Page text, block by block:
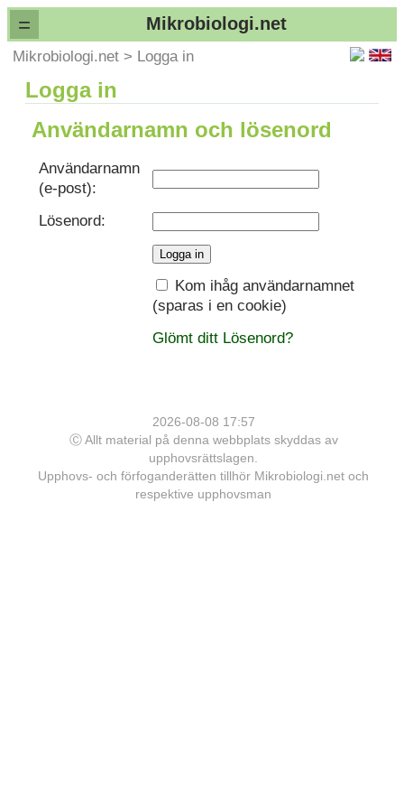
= Mikrobiologi.net
Mikrobiologi.net > Logga in
Logga in
Användarnamn och lösenord
Användarnamn
(e-post):
Lösenord:
Kom ihåg användarnamnet
(sparas i en cookie)
Glömt ditt Lösenord?
2026-08-08 17:57
Ⓒ Allt material på denna webbplats skyddas av
upphovsrättslagen.
Upphovs- och förfoganderätten tillhör Mikrobiologi.net och
respektive upphovsman